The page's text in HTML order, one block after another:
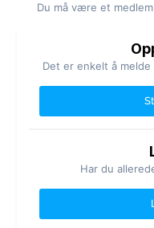
Du må være et
Det er enkelt å
Har du